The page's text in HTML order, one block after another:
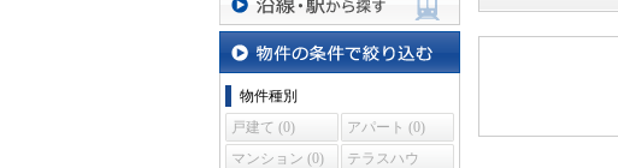
沿線・駅から探す
物件の条件で絞り込む
物件種別
戸建て (0)
アパート (0)
マンション (0)
テラスハウ